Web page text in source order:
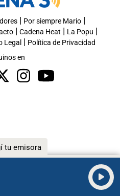
tu emisora
| Por siempre Mario|
| Cadena Heat | La Popu |
Legal | Política de Privacidad
en